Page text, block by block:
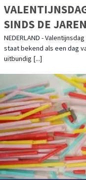
SINDS DE
COMMERCIEEL
NEDERLAND -
staat bekend als een dag
uitbundig [...]